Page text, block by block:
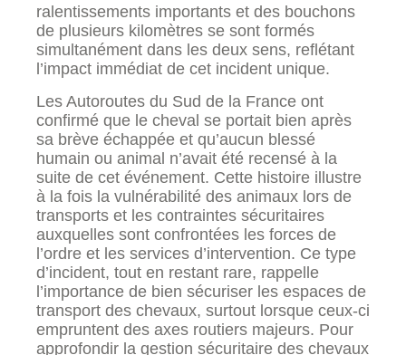
ralentissements importants et des bouchons
de plusieurs kilomètres se sont formés
simultanément dans les deux sens, reflétant
l’impact immédiat de cet incident unique.
Les Autoroutes du Sud de la France ont
confirmé que le cheval se portait bien après
sa brève échappée et qu’aucun blessé
humain ou animal n’avait été recensé à la
suite de cet événement. Cette histoire illustre
à la fois la vulnérabilité des animaux lors de
transports et les contraintes sécuritaires
auxquelles sont confrontées les forces de
l’ordre et les services d’intervention. Ce type
d’incident, tout en restant rare, rappelle
l’importance de bien sécuriser les espaces de
transport des chevaux, surtout lorsque ceux-ci
empruntent des axes routiers majeurs. Pour
approfondir la gestion sécuritaire des chevaux